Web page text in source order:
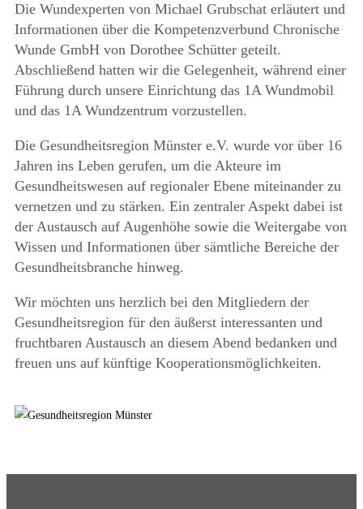
Die Wundexperten von Michael Grubschat erläutert und
Informationen über die Kompetenzverbund Chronische
Wunde GmbH von Dorothee Schütter geteilt.
Abschließend hatten wir die Gelegenheit, während einer
Führung durch unsere Einrichtung das 1A Wundmobil
und das 1A Wundzentrum vorzustellen.
Die Gesundheitsregion Münster e.V. wurde vor über 16
Jahren ins Leben gerufen, um die Akteure im
Gesundheitswesen auf regionaler Ebene miteinander zu
vernetzen und zu stärken. Ein zentraler Aspekt dabei ist
der Austausch auf Augenhöhe sowie die Weitergabe von
Wissen und Informationen über sämtliche Bereiche der
Gesundheitsbranche hinweg.
Wir möchten uns herzlich bei den Mitgliedern der
Gesundheitsregion für den äußerst interessanten und
fruchtbaren Austausch an diesem Abend bedanken und
freuen uns auf künftige Kooperationsmöglichkeiten.